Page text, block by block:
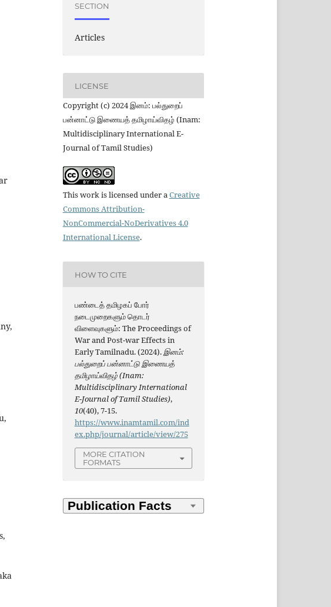
SECTION
Articles
LICENSE
Copyright (c) 2024 இனம்: பல்துறைப்
பன்னாட்டு இணையத் தமிழாய்விதழ் (Inam:
Multidisciplinary International E-
Journal of Tamil Studies)
This work is licensed under aCreative
Commons Attribution-
NonCommercial-NoDerivatives 4.0
International License.
HOW TO CITE
பண்டைத் தமிழகப் போர்
நடைமுறைகளும் தொடர்
விளைவுகளும்: The Proceedings of
War and Post-war Effects in
Early Tamilnadu. (2024).இனம்:
பல்துறைப் பன்னாட்டு இணையத்
தமிழாய்விதழ் (Inam:
Multidisciplinary International
E-Journal of Tamil Studies),
10(40), 7-15.
https://www.inamtamil.com/ind
ex.php/journal/article/view/275
MORE CITATION
FORMATS